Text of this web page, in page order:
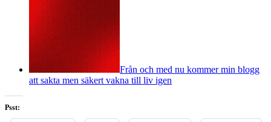
Från och med nu kommer min blogg
att sakta men säkert vakna till liv igen
Psst: